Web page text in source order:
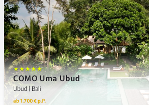
★★★★★
COMO Uma Ubud
Ubud | Bali
ab 1.700 € p.P.